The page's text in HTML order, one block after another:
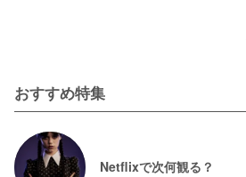
おすすめ特集
Netflixで次何観る？